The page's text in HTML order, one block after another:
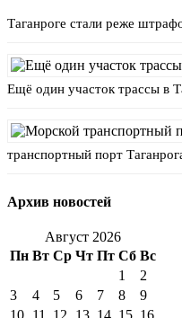
Таганроге стали реже
Ещё один участок трассы в
транспортный порт
Архив новостей
Август 2026
Пн Вт Ср Чт Пт Сб Вс
1
2
3
4 5 6 7 8
9
10 11 12 13 14 15 16